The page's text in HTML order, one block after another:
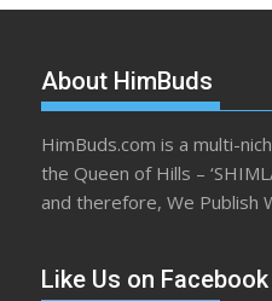
About HimBuds
HimBuds.com is a multi-
the Queen of Hills –
and therefore, We Publish
Like Us on Facebook